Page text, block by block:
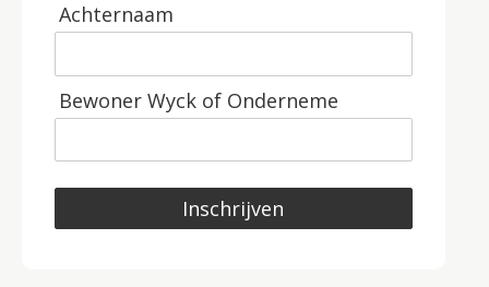
Achternaam
Bewoner Wyck of Onderneme
Inschrijven